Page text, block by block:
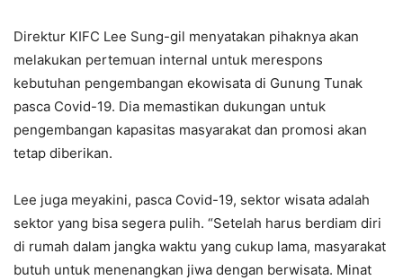
Direktur KIFC Lee Sung-gil menyatakan pihaknya akan
melakukan pertemuan internal untuk merespons
kebutuhan pengembangan ekowisata di Gunung Tunak
pasca Covid-19. Dia memastikan dukungan untuk
pengembangan kapasitas masyarakat dan promosi akan
tetap diberikan.
Lee juga meyakini, pasca Covid-19, sektor wisata adalah
sektor yang bisa segera pulih. “Setelah harus berdiam diri
di rumah dalam jangka waktu yang cukup lama, masyarakat
butuh untuk menenangkan jiwa dengan berwisata. Minat